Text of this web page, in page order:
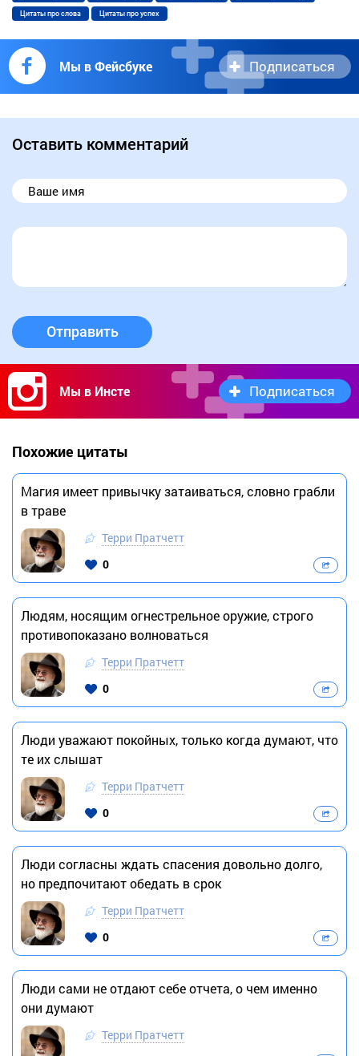
Цитаты про слова Цитаты про успех
Мы в Фейсбуке Подписаться
Оставить комментарий
Отправить
Мы в Инсте Подписаться
Похожие цитаты
Магия имеет привычку затаиваться, словно грабли
в траве
Терри Пратчетт
0
Людям, носящим огнестрельное оружие, строго
противопоказано волноваться
Терри Пратчетт
0
Люди уважают покойных, только когда думают, что
те их слышат
Терри Пратчетт
0
Люди согласны ждать спасения довольно долго,
но предпочитают обедать в срок
Терри Пратчетт
0
Люди сами не отдают себе отчета, о чем именно
они думают
Терри Пратчетт